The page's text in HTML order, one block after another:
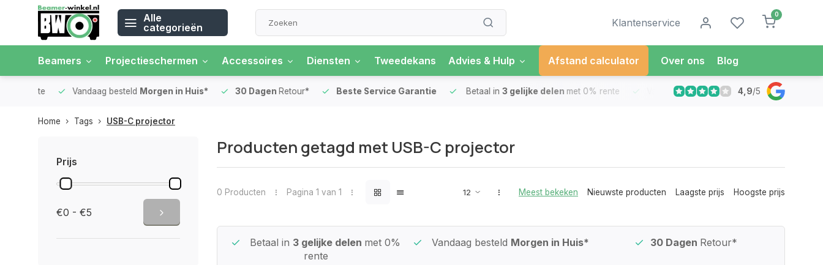
Alle
categorieën
Klantenservice
0
Beamers Projectieschermen Accessoires Diensten Tweedekans Advies & Hulp Afstand calculator Over ons Blog
Vandaag besteldMorgen in Huis* 30 DagenRetour* Beste Service Garantie Betaal in3 gelijke delenmet 0% rente Vandaag besteldMorgen in Huis*
4,9/5
Home Tags USB-C projector
Prijs
€0 - €5
Producten getagd met USB-C projector
0 Producten Pagina 1 van 1 Meest bekeken Nieuwste producten Laagste prijs Hoogste prijs
Beste Service Garantie Betaal in 3 gelijke delen met 0%
rente
Vandaag besteld Morgen in Huis* 30 Dagen Retour*